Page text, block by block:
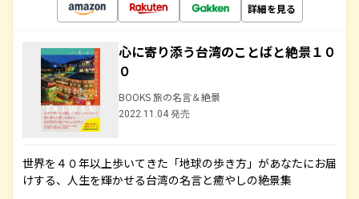
詳細を見る
心に寄り添う台湾のことばと絶景１０
０
BOOKS 旅の名言＆絶景
2022.11.04 発売
世界を４０年以上歩いてきた「地球の歩き方」があなたにお届
けする、人生を輝かせる台湾の名言と癒やしの絶景集